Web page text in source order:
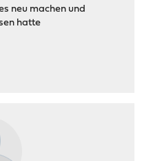
neu machen und
hatte